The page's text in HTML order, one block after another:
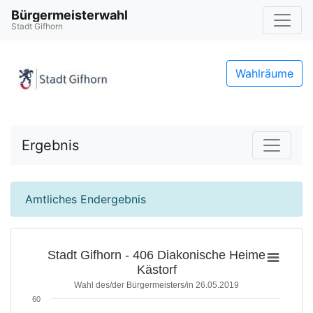
Bürgermeisterwahl
Stadt Gifhorn
Wahlräume
Ergebnis
Amtliches Endergebnis
Stadt Gifhorn - 406 Diakonische Heime
Kästorf
Wahl des/der Bürgermeisters/in 26.05.2019
60